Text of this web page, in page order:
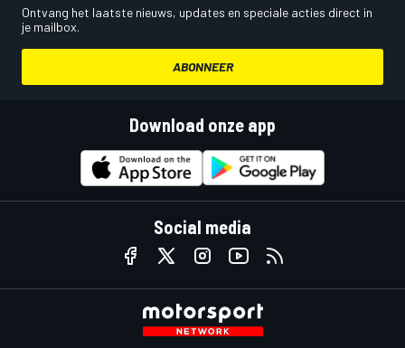
Ontvang het laatste nieuws, updates en speciale acties direct in
je mailbox.
ABONNEER
Download onze app
Social media